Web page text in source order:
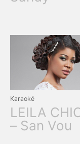
Karaoké
LEILA
– San Vou